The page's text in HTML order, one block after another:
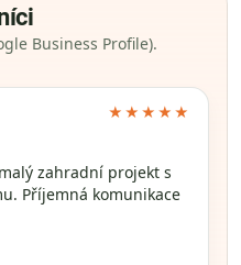
Business Profile).
★★★★★
zahradní projekt s
Příjemná komunikace